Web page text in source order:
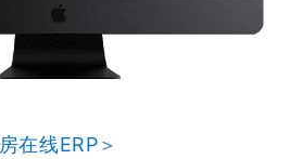
房在线ERP＞